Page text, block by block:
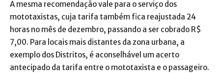
A mesma recomendação vale para o serviço dos
mototaxistas, cuja tarifa também fica reajustada 24
horas no mês de dezembro, passando a ser cobrado R$
7,00. Para locais mais distantes da zona urbana, a
exemplo dos Distritos, é aconselhável um acerto
antecipado da tarifa entre o mototaxista e o passageiro.